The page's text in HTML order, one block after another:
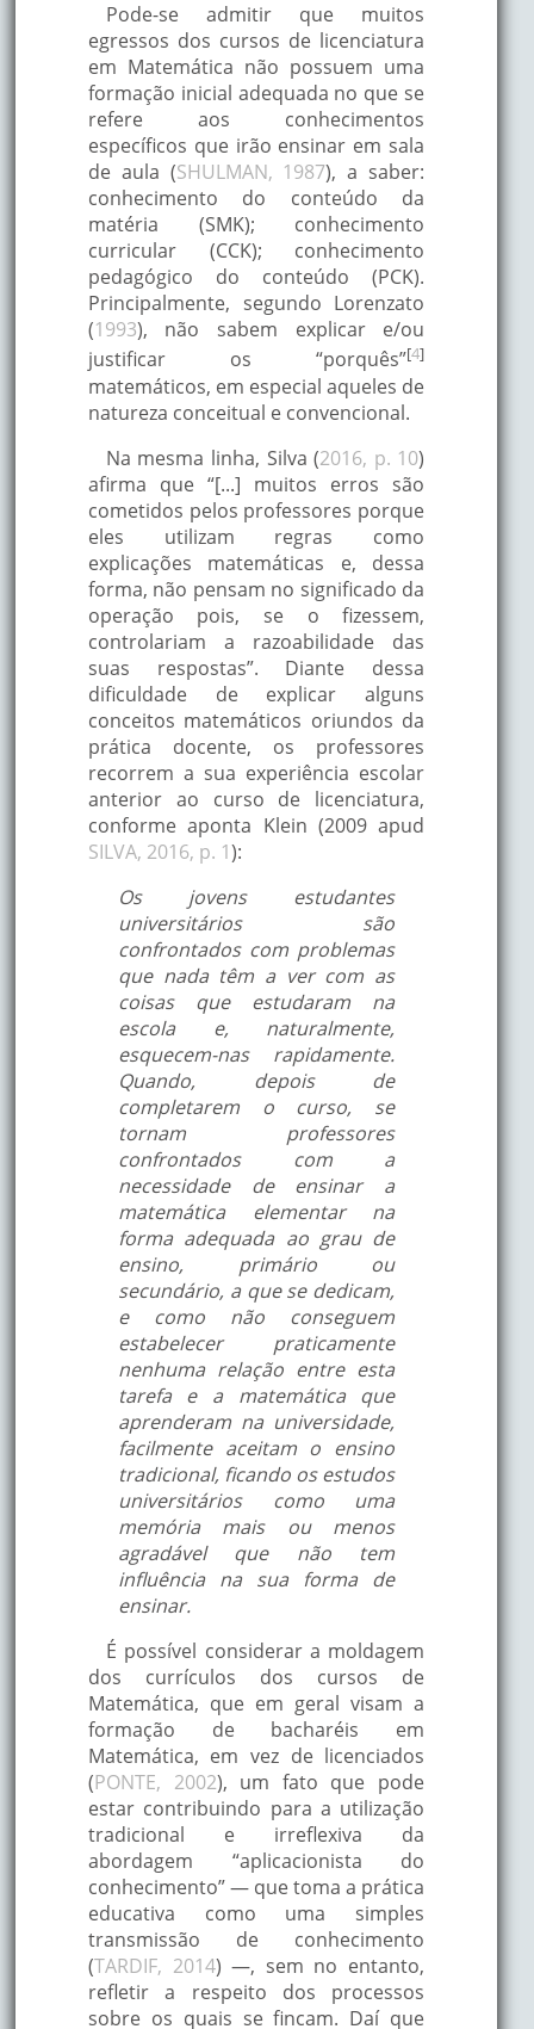
Pode-se admitir que muitos
egressos dos cursos de licenciatura
em Matemática não possuem uma
formação inicial adequada no que se
refere aos conhecimentos
específicos que irão ensinar em sala
de aula (SHULMAN, 1987), a saber:
conhecimento do conteúdo da
matéria (SMK); conhecimento
curricular (CCK); conhecimento
pedagógico do conteúdo (PCK).
Principalmente, segundo Lorenzato
(1993), não sabem explicar e/ou
justificar os “porquês”[4]
matemáticos, em especial aqueles de
natureza conceitual e convencional.
Na mesma linha, Silva (2016, p. 10)
afirma que “[...] muitos erros são
cometidos pelos professores porque
eles utilizam regras como
explicações matemáticas e, dessa
forma, não pensam no significado da
operação pois, se o fizessem,
controlariam a razoabilidade das
suas respostas”. Diante dessa
dificuldade de explicar alguns
conceitos matemáticos oriundos da
prática docente, os professores
recorrem a sua experiência escolar
anterior ao curso de licenciatura,
conforme aponta Klein (2009 apud
SILVA, 2016, p. 1):
Os jovens estudantes
universitários são
confrontados com problemas
que nada têm a ver com as
coisas que estudaram na
escola e, naturalmente,
esquecem-nas rapidamente.
Quando, depois de
completarem o curso, se
tornam professores
confrontados com a
necessidade de ensinar a
matemática elementar na
forma adequada ao grau de
ensino, primário ou
secundário, a que se dedicam,
e como não conseguem
estabelecer praticamente
nenhuma relação entre esta
tarefa e a matemática que
aprenderam na universidade,
facilmente aceitam o ensino
tradicional, ficando os estudos
universitários como uma
memória mais ou menos
agradável que não tem
influência na sua forma de
ensinar.
É possível considerar a moldagem
dos currículos dos cursos de
Matemática, que em geral visam a
formação de bacharéis em
Matemática, em vez de licenciados
(PONTE, 2002), um fato que pode
estar contribuindo para a utilização
tradicional e irreflexiva da
abordagem “aplicacionista do
conhecimento” — que toma a prática
educativa como uma simples
transmissão de conhecimento
(TARDIF, 2014) —, sem no entanto,
refletir a respeito dos processos
sobre os quais se fincam. Daí que